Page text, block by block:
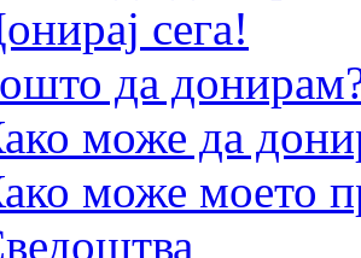
сега!
да
може да
може моето